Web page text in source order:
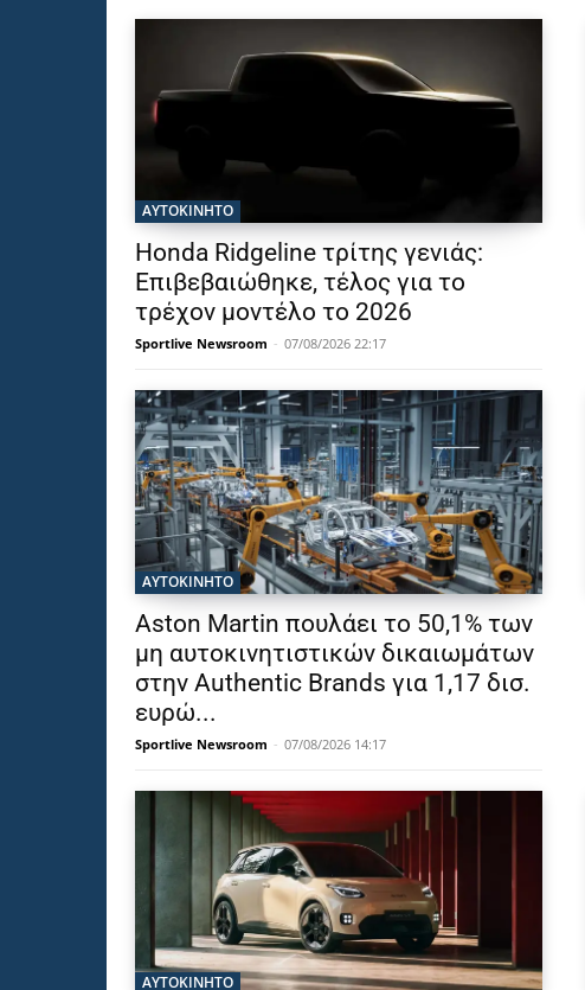
ΑΥΤΟΚΙΝΗΤΟ
Honda Ridgeline τρίτης γενιάς:
Επιβεβαιώθηκε, τέλος για το
τρέχον μοντέλο το 2026
Sportlive Newsroom - 07/08/2026 22:17
ΑΥΤΟΚΙΝΗΤΟ
Aston Martin πουλάει το 50,1% των
μη αυτοκινητιστικών δικαιωμάτων
στην Authentic Brands για 1,17 δισ.
ευρώ...
Sportlive Newsroom - 07/08/2026 14:17
ΑΥΤΟΚΙΝΗΤΟ